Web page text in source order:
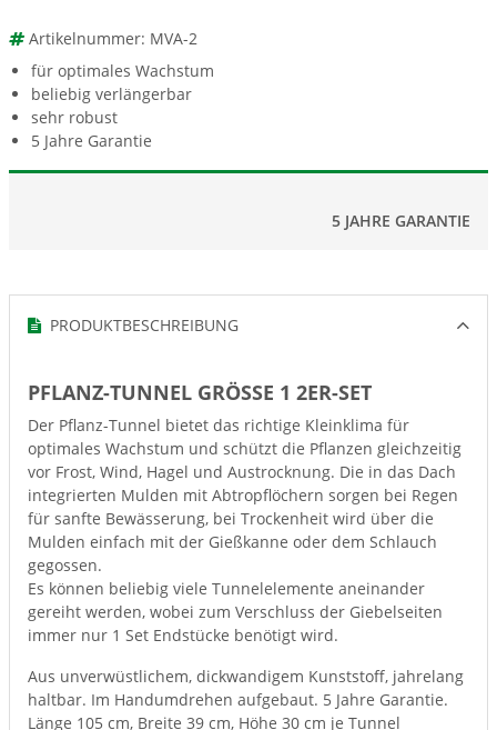
Artikelnummer: MVA-2
für optimales Wachstum
beliebig verlängerbar
sehr robust
5 Jahre Garantie
5 JAHRE GARANTIE
PRODUKTBESCHREIBUNG
PFLANZ-TUNNEL GRÖSSE 1 2ER-SET
Der Pflanz-Tunnel bietet das richtige Kleinklima für
optimales Wachstum und schützt die Pflanzen gleichzeitig
vor Frost, Wind, Hagel und Austrocknung. Die in das Dach
integrierten Mulden mit Abtropflöchern sorgen bei Regen
für sanfte Bewässerung, bei Trockenheit wird über die
Mulden einfach mit der Gießkanne oder dem Schlauch
gegossen.
Es können beliebig viele Tunnelelemente aneinander
gereiht werden, wobei zum Verschluss der Giebelseiten
immer nur 1 Set Endstücke benötigt wird.
Aus unverwüstlichem, dickwandigem Kunststoff, jahrelang
haltbar. Im Handumdrehen aufgebaut. 5 Jahre Garantie.
Länge 105 cm, Breite 39 cm, Höhe 30 cm je Tunnel